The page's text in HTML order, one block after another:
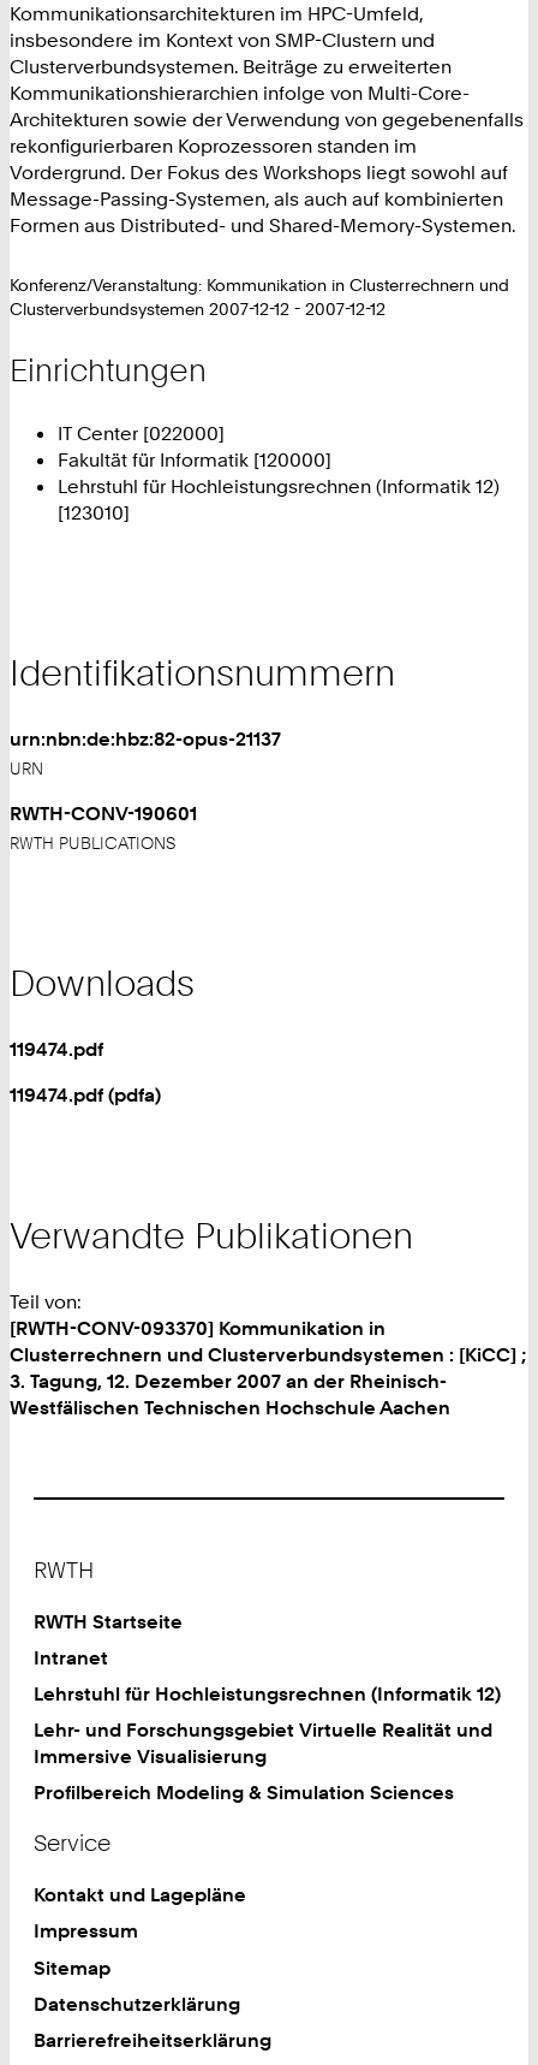
Kommunikationsarchitekturen im HPC-Umfeld,
insbesondere im Kontext von SMP-Clustern und
Clusterverbundsystemen. Beiträge zu erweiterten
Kommunikationshierarchien infolge von Multi-Core-
Architekturen sowie der Verwendung von gegebenenfalls
rekonfigurierbaren Koprozessoren standen im
Vordergrund. Der Fokus des Workshops liegt sowohl auf
Message-Passing-Systemen, als auch auf kombinierten
Formen aus Distributed- und Shared-Memory-Systemen.
Konferenz/Veranstaltung: Kommunikation in Clusterrechnern und
Clusterverbundsystemen 2007-12-12 - 2007-12-12
Einrichtungen
IT Center [022000]
Fakultät für Informatik [120000]
Lehrstuhl für Hochleistungsrechnen (Informatik 12)
[123010]
Identifikationsnummern
urn:nbn:de:hbz:82-opus-21137
URN
RWTH-CONV-190601
RWTH PUBLICATIONS
Downloads
119474.pdf
119474.pdf (pdfa)
Verwandte Publikationen
Teil von:
[RWTH-CONV-093370] Kommunikation in
Clusterrechnern und Clusterverbundsystemen : [KiCC] ;
3. Tagung, 12. Dezember 2007 an der Rheinisch-
Westfälischen Technischen Hochschule Aachen
RWTH
RWTH Startseite
Intranet
Lehrstuhl für Hochleistungsrechnen (Informatik 12)
Lehr- und Forschungsgebiet Virtuelle Realität und
Immersive Visualisierung
Profilbereich Modeling & Simulation Sciences
Service
Kontakt und Lagepläne
Impressum
Sitemap
Datenschutzerklärung
Barrierefreiheitserklärung